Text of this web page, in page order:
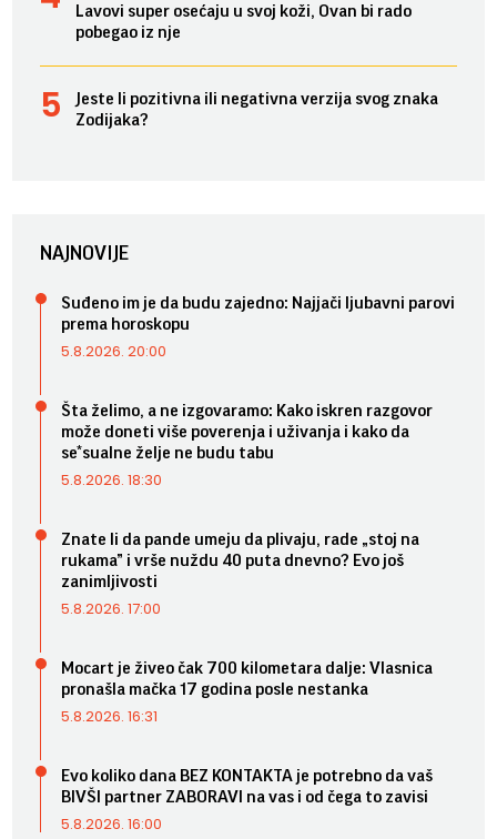
Lavovi super osećaju u svoj koži, Ovan bi rado
pobegao iz nje
Jeste li pozitivna ili negativna verzija svog znaka
Zodijaka?
NAJNOVIJE
Suđeno im je da budu zajedno: Najjači ljubavni parovi
prema horoskopu
5.8.2026. 20:00
Šta želimo, a ne izgovaramo: Kako iskren razgovor
može doneti više poverenja i uživanja i kako da
se*sualne želje ne budu tabu
5.8.2026. 18:30
Znate li da pande umeju da plivaju, rade „stoj na
rukama” i vrše nuždu 40 puta dnevno? Evo još
zanimljivosti
5.8.2026. 17:00
Mocart je živeo čak 700 kilometara dalje: Vlasnica
pronašla mačka 17 godina posle nestanka
5.8.2026. 16:31
Evo koliko dana BEZ KONTAKTA je potrebno da vaš
BIVŠI partner ZABORAVI na vas i od čega to zavisi
5.8.2026. 16:00